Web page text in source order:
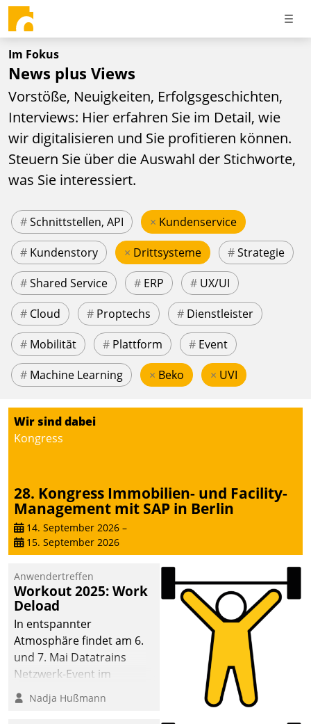
Im Fokus
News plus Views
Vorstöße, Neuigkeiten, Erfolgsgeschichten,
Interviews: Hier erfahren Sie im Detail, wie
wir digitalisieren und Sie profitieren können.
Steuern Sie über die Auswahl der Stichworte,
was Sie interessiert.
#Schnittstellen, API × Kundenservice
# Kundenstory × Drittsysteme #Strategie
#Shared Service # ERP # UX/UI
# Cloud # Proptechs # Dienstleister
# Mobilität # Plattform # Event
# Machine Learning × Beko × UVI
Wir sind dabei
Kongress
28. Kongress Immobilien- und Facility-
Management mit SAP in Berlin
14. September 2026 –
15. September 2026
Anwendertreffen
Workout 2025: Work
Deload
In entspannter
Atmosphäre findet am 6.
und 7. Mai Datatrains
Netzwerk-Event im
Kunden- und Partnerkreis
statt. Zentrale Frage: Wie
Nadja Hußmann